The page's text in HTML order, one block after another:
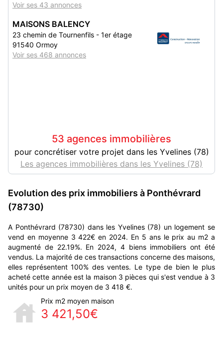
Voir ses 43 annonces
MAISONS BALENCY
23 chemin de Tournenfils - 1er étage
91540 Ormoy
Voir ses 468 annonces
53 agences immobilières
pour concrétiser votre projet dans les Yvelines (78)
Les agences immobilières dans les Yvelines (78)
Evolution des prix immobiliers à Ponthévrard
(78730)
A Ponthévrard (78730) dans les Yvelines (78) un logement se
vend en moyenne 3 422€ en 2024. En 5 ans le prix au m2 a
augmenté de 22.19%. En 2024, 4 biens immobiliers ont été
vendus. La majorité de ces transactions concerne des maisons,
elles représentent 100% des ventes. Le type de bien le plus
acheté cette année est la maison 3 pièces qui s'est vendue à 3
unités pour un prix moyen de 3 418 €.
Prix m2 moyen maison
3 421,50€